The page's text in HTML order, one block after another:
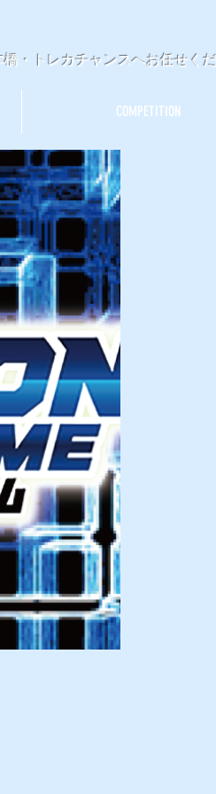
・トレカチャンスへお任せく
COMPETITION